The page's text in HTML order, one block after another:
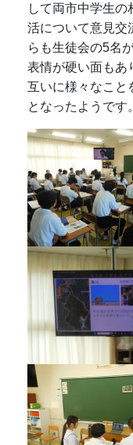
して両市中学生
活について意見交
らも生徒会の5名
表情が硬い面もあ
互いに様々なこと
となったようです。